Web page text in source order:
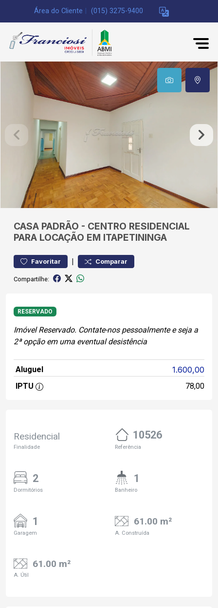
Área do Cliente (015) 3275-9400
CASA PADRÃO - CENTRO RESIDENCIAL
PARA LOCAÇÃO EM ITAPETININGA
Favoritar | Comparar
Compartilhe:
RESERVADO
Imóvel Reservado. Contate-nos pessoalmente e seja a
2ª opção em uma eventual desistência
Aluguel 1.600,00
IPTU 78,00
Residencial
Finalidade
10526
Referência
2
Dormitórios
1
Banheiro
1
Garagem
61.00 m²
A. Construída
61.00 m²
A. Útil